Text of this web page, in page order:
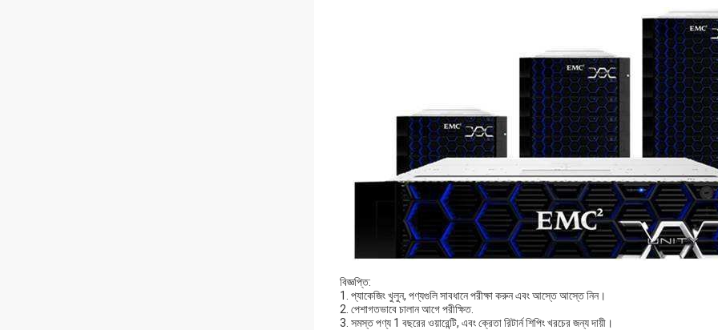
বিজ্ঞপ্তি:
1. প্যাকেজিং খুলুন, পণ্যগুলি সাবধানে পরীক্ষা করুন এবং আস্তে আস্তে নিন।
2. পেশাগতভাবে চালান আগে পরীক্ষিত.
3. সমস্ত পণ্য 1 বছরের ওয়ারেন্টি, এবং ক্রেতা রিটার্ন শিপিং খরচের জন্য দায়ী।